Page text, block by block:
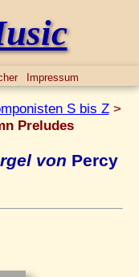
Impressum
S bis Z>
Preludes
von Percy